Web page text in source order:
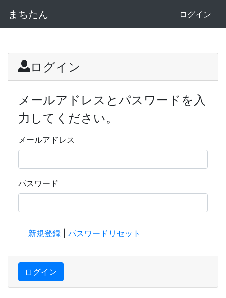
まちたん ログイン
ログイン
メールアドレスとパスワードを入
力してください。
メールアドレス
パスワード
新規登録 パスワードリセット
ログイン